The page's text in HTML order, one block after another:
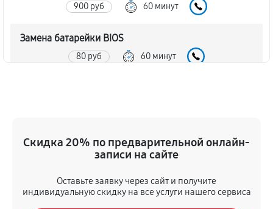
900 руб 60 минут
Замена батарейки BIOS
80 руб 60 минут
Скидка 20% по предварительной онлайн-
записи на сайте
Оставьте заявку через сайт и получите
индивидуальную скидку на все услуги нашего сервиса